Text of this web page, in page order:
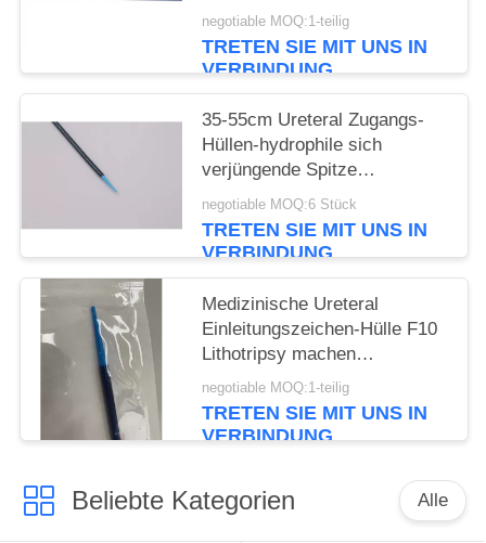
PTFE
negotiable MOQ:1-teilig
TRETEN SIE MIT UNS IN
VERBINDUNG
35-55cm Ureteral Zugangs-
Hüllen-hydrophile sich
verjüngende Spitze
Ureteroscopy
negotiable MOQ:6 Stück
TRETEN SIE MIT UNS IN
VERBINDUNG
Medizinische Ureteral
Einleitungszeichen-Hülle F10
Lithotripsy machen
hydrophiles
Verbrauchsmaterial glatt
negotiable MOQ:1-teilig
TRETEN SIE MIT UNS IN
VERBINDUNG
Beliebte Kategorien Alle